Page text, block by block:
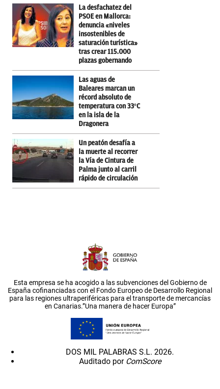
La desfachatez del
PSOE en Mallorca:
denuncia «niveles
insostenibles de
saturación turística»
tras crear 115.000
plazas gobernando
Las aguas de
Baleares marcan un
récord absoluto de
temperatura con 33ºC
en la isla de la
Dragonera
Un peatón desafía a
la muerte al recorrer
la Vía de Cintura de
Palma junto al carril
rápido de circulación
Esta empresa se ha acogido a las subvenciones del Gobierno de
España cofinanciadas con el Fondo Europeo de Desarrollo Regional
para las regiones ultraperiféricas para el transporte de mercancías
en Canarias.”Una manera de hacer Europa”
DOS MIL PALABRAS S.L. 2026.
Auditado por ComScore